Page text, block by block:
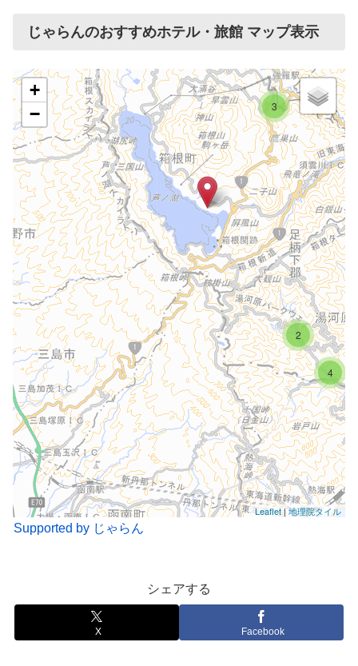
じゃらんのおすすめホテル・旅館 マップ表示
3
2
4
+
−
Leaflet|地理院タイル
Supported by じゃらん
シェアする
X Facebook